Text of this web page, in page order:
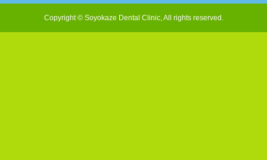
Copyright © Soyokaze Dental Clinic, All rights reserved.